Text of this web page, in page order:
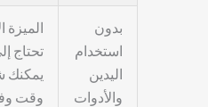
بدون
استخدام
اليدين
والأدوات
الميزة
تحتاج
يمكنك
وقت